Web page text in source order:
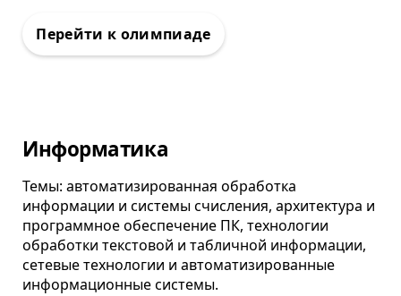
Олимпиада
Информатика
Темы: автоматизированная обработка
информации и системы счисления, архитектура и
программное обеспечение ПК, технологии
обработки текстовой и табличной информации,
сетевые технологии и автоматизированные
информационные системы.